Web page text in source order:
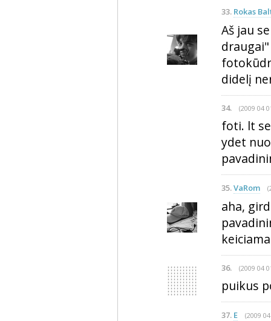
33. Rokas
Aš jau
didelį
34. (2009 04
foti. lt
ydet
35.VaRom
aha,
36. (2009 04
puikus
37. E (2009